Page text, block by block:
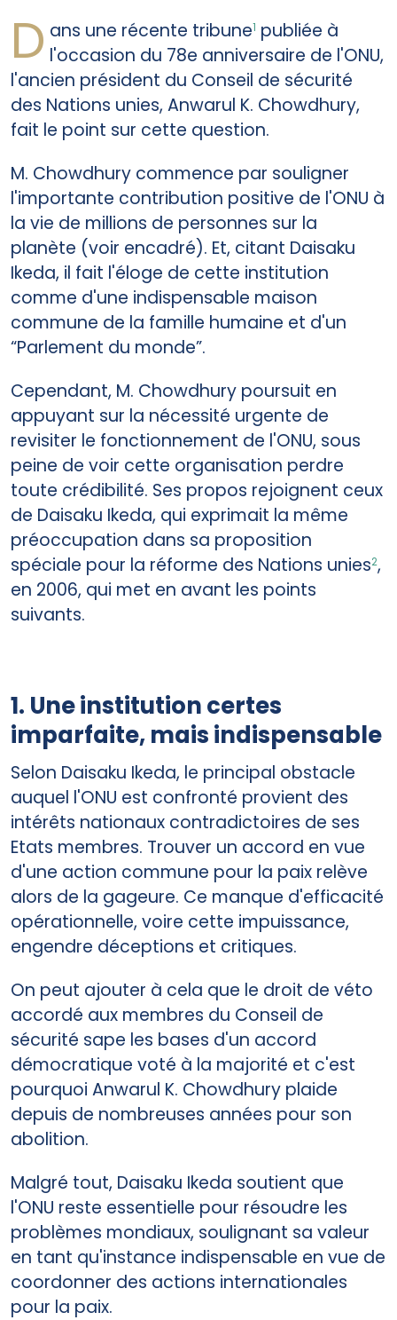
D ans une récente tribune1 publiée à
l'occasion du 78e anniversaire de l'ONU,
l'ancien président du Conseil de sécurité
des Nations unies, Anwarul K. Chowdhury,
fait le point sur cette question.
M. Chowdhury commence par souligner
l'importante contribution positive de l'ONU à
la vie de millions de personnes sur la
planète (voir encadré). Et, citant Daisaku
Ikeda, il fait l'éloge de cette institution
comme d'une indispensable maison
commune de la famille humaine et d'un
“Parlement du monde”.
Cependant, M. Chowdhury poursuit en
appuyant sur la nécessité urgente de
revisiter le fonctionnement de l'ONU, sous
peine de voir cette organisation perdre
toute crédibilité. Ses propos rejoignent ceux
de Daisaku Ikeda, qui exprimait la même
préoccupation dans sa proposition
spéciale pour la réforme des Nations unies2,
en 2006, qui met en avant les points
suivants.
1. Une institution certes
imparfaite, mais indispensable
Selon Daisaku Ikeda, le principal obstacle
auquel l'ONU est confronté provient des
intérêts nationaux contradictoires de ses
Etats membres. Trouver un accord en vue
d'une action commune pour la paix relève
alors de la gageure. Ce manque d'efficacité
opérationnelle, voire cette impuissance,
engendre déceptions et critiques.
On peut ajouter à cela que le droit de véto
accordé aux membres du Conseil de
sécurité sape les bases d'un accord
démocratique voté à la majorité et c'est
pourquoi Anwarul K. Chowdhury plaide
depuis de nombreuses années pour son
abolition.
Malgré tout, Daisaku Ikeda soutient que
l'ONU reste essentielle pour résoudre les
problèmes mondiaux, soulignant sa valeur
en tant qu'instance indispensable en vue de
coordonner des actions internationales
pour la paix.